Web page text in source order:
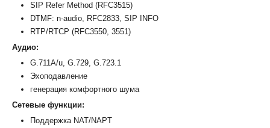
SIP Refer Method (RFC3515)
DTMF: n-audio, RFC2833, SIP INFO
RTP/RTCP (RFC3550, 3551)
Аудио:
G.711A/u, G.729, G.723.1
Эхоподавление
генерация комфортного шума
Сетевые функции:
Поддержка NAT/NAPT